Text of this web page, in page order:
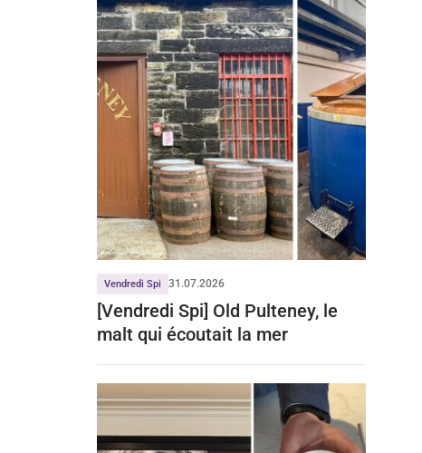
Vendredi Spi 31.07.2026
[Vendredi Spi] Old Pulteney, le
malt qui écoutait la mer